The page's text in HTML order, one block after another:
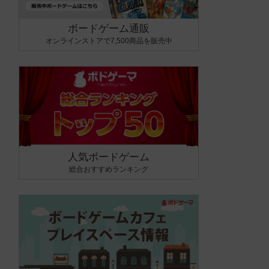
ボードゲーム通販
オンラインストアで7,500商品を販売中
人気ボードゲーム
総合おすすめランキング